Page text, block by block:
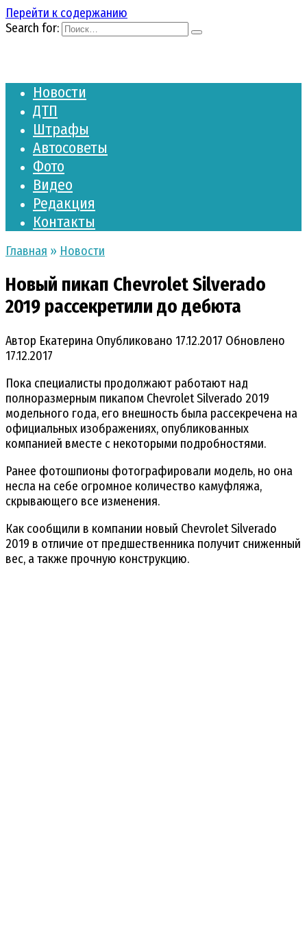
Перейти к содержанию
Search for:
Новости
ДТП
Штрафы
Автосоветы
Фото
Видео
Редакция
Контакты
Главная » Новости
Новый пикап Chevrolet Silverado
2019 рассекретили до дебюта
Автор Екатерина Опубликовано 17.12.2017 Обновлено
17.12.2017
Пока специалисты продолжают работают над
полноразмерным пикапом Chevrolet Silverado 2019
модельного года, его внешность была рассекречена на
официальных изображениях, опубликованных
компанией вместе с некоторыми подробностями.
Ранее фотошпионы фотографировали модель, но она
несла на себе огромное количество камуфляжа,
скрывающего все изменения.
Как сообщили в компании новый Chevrolet Silverado
2019 в отличие от предшественника получит сниженный
вес, а также прочную конструкцию.